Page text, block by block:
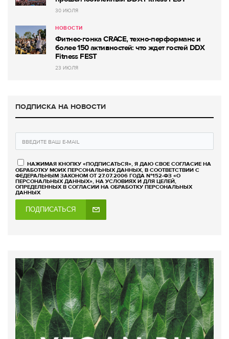
30 ИЮЛЯ
НОВОСТИ
Фитнес-гонка CRACE, техно-перформанс и
более 150 активностей: что ждет гостей DDX
Fitness FEST
23 ИЮЛЯ
ПОДПИСКА НА НОВОСТИ
НАЖИМАЯ КНОПКУ «ПОДПИСАТЬСЯ», Я ДАЮ СВОЕ СОГЛАСИЕ НА
ОБРАБОТКУ МОИХ ПЕРСОНАЛЬНЫХ ДАННЫХ, В СООТВЕТСТВИИ С
ФЕДЕРАЛЬНЫМ ЗАКОНОМ ОТ 27.07.2006 ГОДА №152-ФЗ «О
ПЕРСОНАЛЬНЫХ ДАННЫХ», НА УСЛОВИЯХ И ДЛЯ ЦЕЛЕЙ,
ОПРЕДЕЛЕННЫХ В СОГЛАСИИ НА ОБРАБОТКУ ПЕРСОНАЛЬНЫХ
ДАННЫХ
ПОДПИСАТЬСЯ